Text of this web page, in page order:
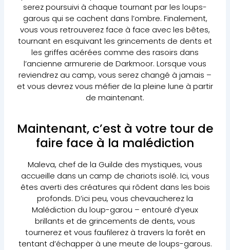
serez poursuivi à chaque tournant par les loups-
garous qui se cachent dans l’ombre. Finalement,
vous vous retrouverez face à face avec les bêtes,
tournant en esquivant les grincements de dents et
les griffes acérées comme des rasoirs dans
l’ancienne armurerie de Darkmoor. Lorsque vous
reviendrez au camp, vous serez changé à jamais –
et vous devrez vous méfier de la pleine lune à partir
de maintenant.
Maintenant, c’est à votre tour de
faire face à la malédiction
Maleva, chef de la Guilde des mystiques, vous
accueille dans un camp de chariots isolé. Ici, vous
êtes averti des créatures qui rôdent dans les bois
profonds. D’ici peu, vous chevaucherez la
Malédiction du loup-garou – entouré d’yeux
brillants et de grincements de dents, vous
tournerez et vous faufilerez à travers la forêt en
tentant d’échapper à une meute de loups-garous.